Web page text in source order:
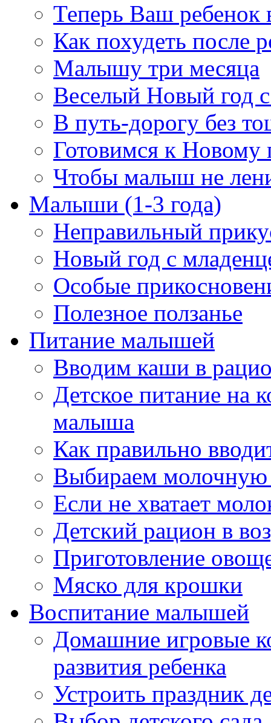
Теперь Ваш ребенок
Как похудеть после
Малышу три месяца
Веселый Новый год
В путь-дорогу без
Готовимся к
Чтобы малыш не
Малыши (1-3 года)
Неправильный
Новый год с
Особые
Полезное ползанье
Питание малышей
Вводим каши в
Детское питание на
малыша
Как правильно
Выбираем молочную
Если не хватает
Детский рацион в
Приготовление
Мяско для крошки
Воспитание малышей
Домашние игровые
развития ребенка
Устроить праздник